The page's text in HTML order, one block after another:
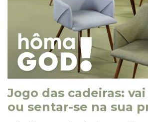
Jogo das cadeiras:
ou sentar-se na sua